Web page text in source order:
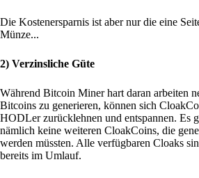
Die Kostenersparnis ist aber nur die eine
Münze...
2) Verzinsliche Güte
Während Bitcoin Miner hart daran arbeiten
Bitcoins zu generieren, können sich
HODLer zurücklehnen und entspannen. Es
nämlich keine weiteren CloakCoins, die
werden müssten. Alle verfügbaren Cloaks
bereits im Umlauf.